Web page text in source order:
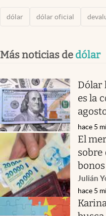
dólar dólar oficial
Más noticias de dólar
Dólar
es la
hace 5
El
sobre
Julián
hace 5